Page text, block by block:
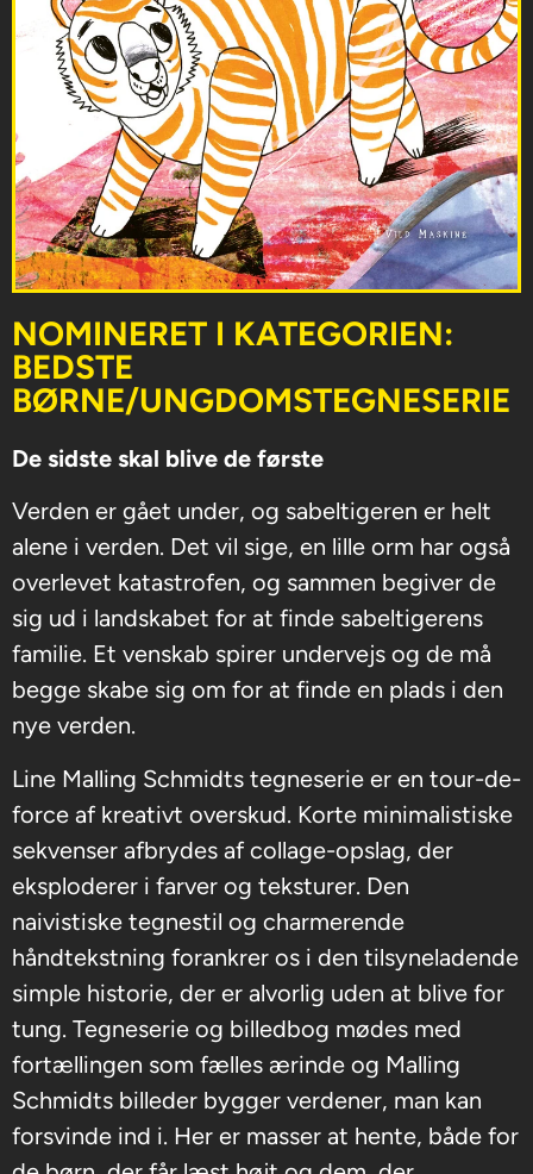
NOMINERET I KATEGORIEN:
BEDSTE
BØRNE/UNGDOMSTEGNESERIE
De sidste skal blive de første
Verden er gået under, og sabeltigeren er helt
alene i verden. Det vil sige, en lille orm har også
overlevet katastrofen, og sammen begiver de
sig ud i landskabet for at finde sabeltigerens
familie. Et venskab spirer undervejs og de må
begge skabe sig om for at finde en plads i den
nye verden.
Line Malling Schmidts tegneserie er en tour-de-
force af kreativt overskud. Korte minimalistiske
sekvenser afbrydes af collage-opslag, der
eksploderer i farver og teksturer. Den
naivistiske tegnestil og charmerende
håndtekstning forankrer os i den tilsyneladende
simple historie, der er alvorlig uden at blive for
tung. Tegneserie og billedbog mødes med
fortællingen som fælles ærinde og Malling
Schmidts billeder bygger verdener, man kan
forsvinde ind i. Her er masser at hente, både for